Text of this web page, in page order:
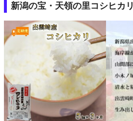
新潟の宝・天領の里コシヒカリ